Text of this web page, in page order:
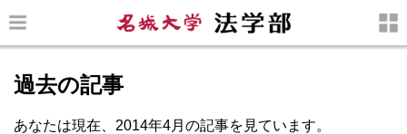
過去の記事
あなたは現在、2014年4月の記事を見ています。